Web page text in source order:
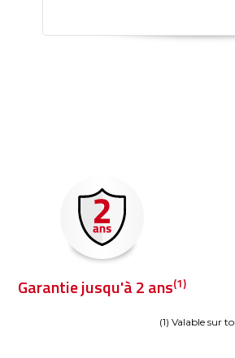
Garantie jusqu'à 2 ans(1)
(1) Valable sur